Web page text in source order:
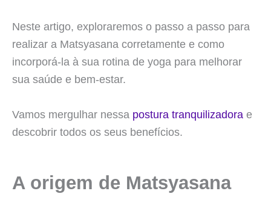
Neste artigo, exploraremos o passo a passo para
realizar a Matsyasana corretamente e como
incorporá-la à sua rotina de yoga para melhorar
sua saúde e bem-estar.
Vamos mergulhar nessa postura tranquilizadora e
descobrir todos os seus benefícios.
A origem de Matsyasana